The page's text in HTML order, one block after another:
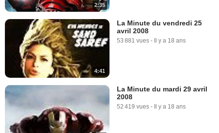
41 304 vues -Il y a 18 ans
5 515 vues - Il y a 18 ans
2:35
4:41
La Minute du vendredi 25
avril 2008
53 881 vues - Il y a 18 ans
La Minute du mardi 29 avril
2008
52 419 vues - Il y a 18 ans